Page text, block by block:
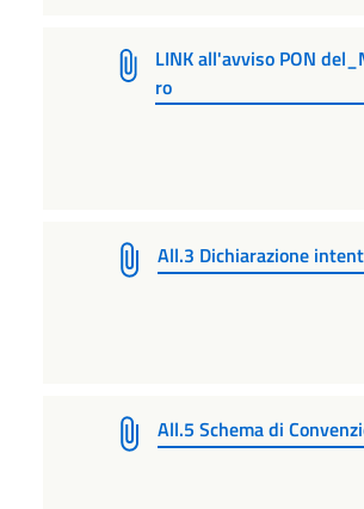
LINK all'avviso PON
ro
All.3 Dichiarazione
All.5 Schema di